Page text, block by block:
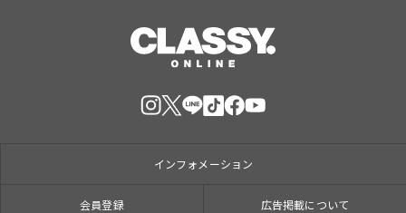
インフォメーション
会員登録 広告掲載について